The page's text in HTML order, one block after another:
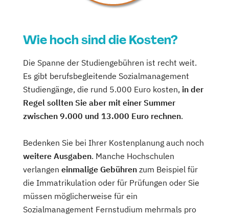
Wie hoch sind die Kosten?
Die Spanne der Studiengebühren ist recht weit.
Es gibt berufsbegleitende Sozialmanagement
Studiengänge, die rund 5.000 Euro kosten, in der
Regel sollten Sie aber mit einer Summer
zwischen 9.000 und 13.000 Euro rechnen.
Bedenken Sie bei Ihrer Kostenplanung auch noch
weitere Ausgaben. Manche Hochschulen
verlangen einmalige Gebühren zum Beispiel für
die Immatrikulation oder für Prüfungen oder Sie
müssen möglicherweise für ein
Sozialmanagement Fernstudium mehrmals pro